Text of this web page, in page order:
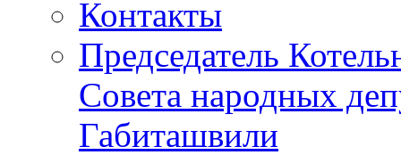
Контакты
Председатель
Совета народных
Габиташвили